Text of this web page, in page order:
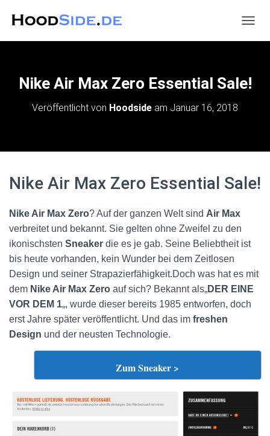
A
G
A
C
H
N
Nike Air Max Zero Essential Sale!
Veröffentlicht von Hoodside am Januar 16, 2018
Nike Air Max Zero Essential Sale!
Nike Air Max Zero? Auf der ganzen Welt sind Air Max
verbreitet und bekannt. Sie gelten ohne Zweifel zu den
ikonischsten Sneaker die es je gab. Seine Beliebtheit ist
bis heute vorhanden, kein Wunder bei dem Zeitlosen
Design und seiner Strapazierfähigkeit.Doch was hat es mit
dem Nike Air Max Zero auf sich? Bekannt als„DER EINE
VOR DEM 1„, wurde dieser bereits 1985 entworfen, doch
erst Jahre später veröffentlicht. Und das im freshen
Design und der neusten Technologie.
Zum Sneaker >